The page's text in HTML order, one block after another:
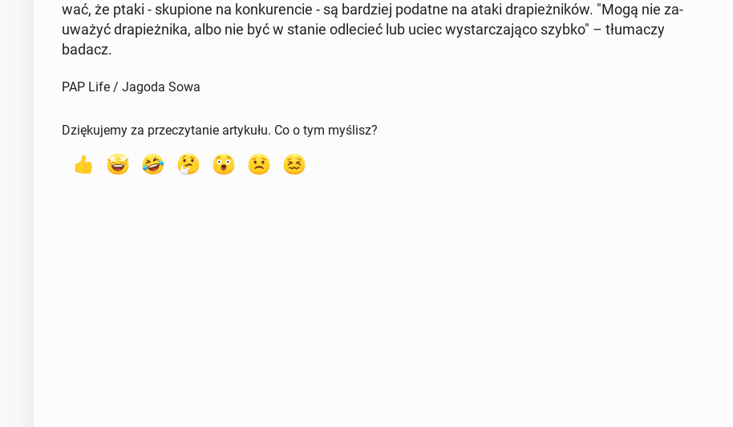
wać, że ptaki - sku­pio­ne na kon­ku­ren­cie - są bar­dziej podatne na ataki dra­pież­ni­ków. "Mogą nie za­
uwa­żyć dra­pież­ni­ka, albo nie być w stanie od­le­cieć lub uciec wy­star­cza­ją­co szybko" – tłu­ma­czy
badacz.
PAP Life / Jagoda Sowa
Dziękujemy za przeczytanie artykułu. Co o tym myślisz?